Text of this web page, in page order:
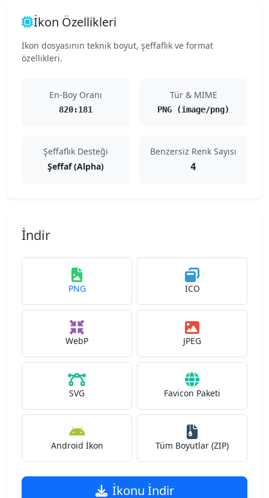
İkon Özellikleri
İkon dosyasının teknik boyut, şeffaflık ve format
özellikleri.
En-Boy Oranı
820:181
Tür & MIME
PNG (image/png)
Şeffaflık Desteği
Şeffaf (Alpha)
Benzersiz Renk Sayısı
4
İndir
PNG ICO
WebP JPEG
SVG Favicon Paketi
Android İkon Tüm Boyutlar (ZIP)
İkonu İndir